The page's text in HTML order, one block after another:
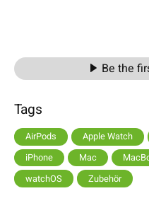
Be the
Tags
AirPods Apple Watch
iPhone
Mac
watchOS
Zubehör